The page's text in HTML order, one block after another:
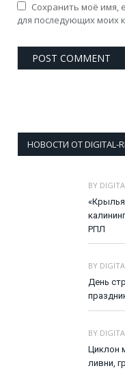
Сохранить моё имя,
для последующих моих
НОВОСТИ ОТ DIGITAL-
BY
РПЛ
BY
День
BY
Циклон
ливни,